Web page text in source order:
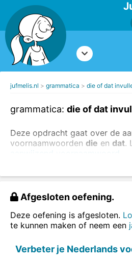
jufmelis.nl grammatica die of dat
grammatica: die of dat
Deze opdracht gaat over de
voornaamwoorden die en dat.
Afgesloten oefening.
Deze oefening is afgesloten.
te kunnen maken of neem een
Verbeter je Nederlands